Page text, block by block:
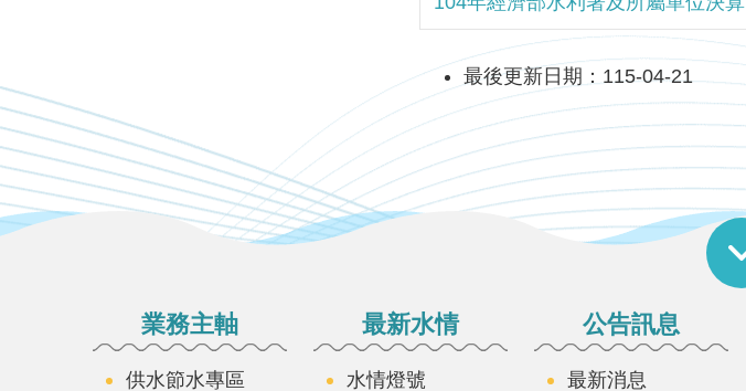
最後更新日期：115-04-21
業務主軸
供水節水專區
最新水情
水情燈號
公告訊息
最新消息